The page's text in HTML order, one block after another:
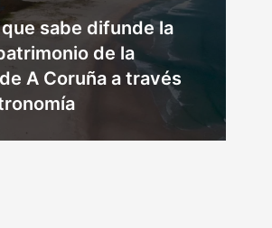
que sabe difunde la
de la
A Coruña a través